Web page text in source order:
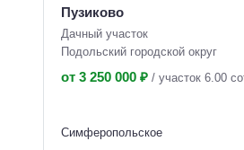
Пузиково
Дачный участок
Подольский городской округ
от 3 250 000 ₽ / участок 6.00
Симферопольское